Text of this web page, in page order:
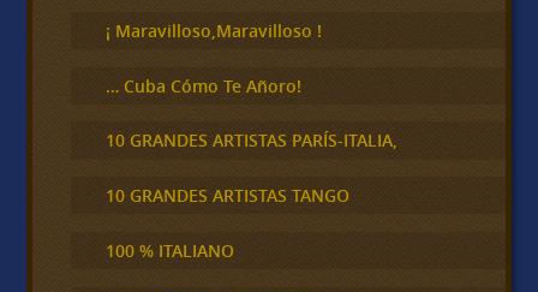
¡ Maravilloso,Maravilloso !
… Cuba Cómo Te Añoro!
10 GRANDES ARTISTAS PARÍS-ITALIA,
10 GRANDES ARTISTAS TANGO
100 % ITALIANO